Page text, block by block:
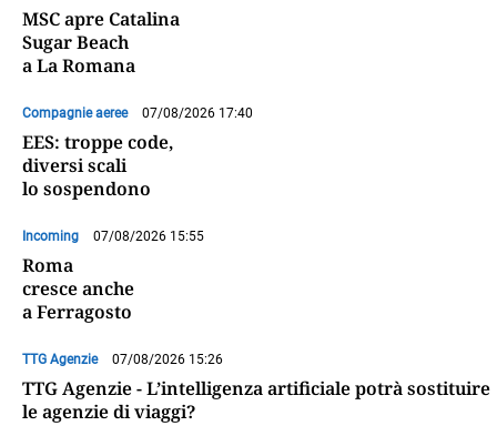
MSC apre Catalina
Sugar Beach
a La Romana
Compagnie aeree 07/08/2026 17:40
EES: troppe code,
diversi scali
lo sospendono
Incoming 07/08/2026 15:55
Roma
cresce anche
a Ferragosto
TTG Agenzie 07/08/2026 15:26
TTG Agenzie - L’intelligenza artificiale potrà sostituire
le agenzie di viaggi?